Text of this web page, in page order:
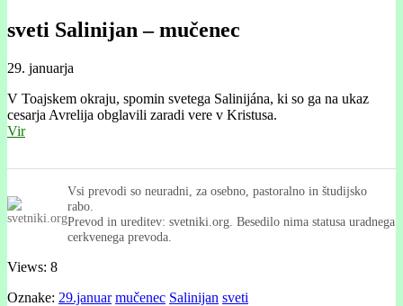
sveti Salinijan – mučenec
29. januarja
V Toajskem okraju, spomin svetega Salinijána, ki so ga na ukaz
cesarja Avrelija obglavili zaradi vere v Kristusa.
Vir
Vsi prevodi so neuradni, za osebno, pastoralno in študijsko
rabo.
Prevod in ureditev: svetniki.org. Besedilo nima statusa uradnega
cerkvenega prevoda.
Views: 8
Oznake: 29.januar mučenec Salinijan sveti